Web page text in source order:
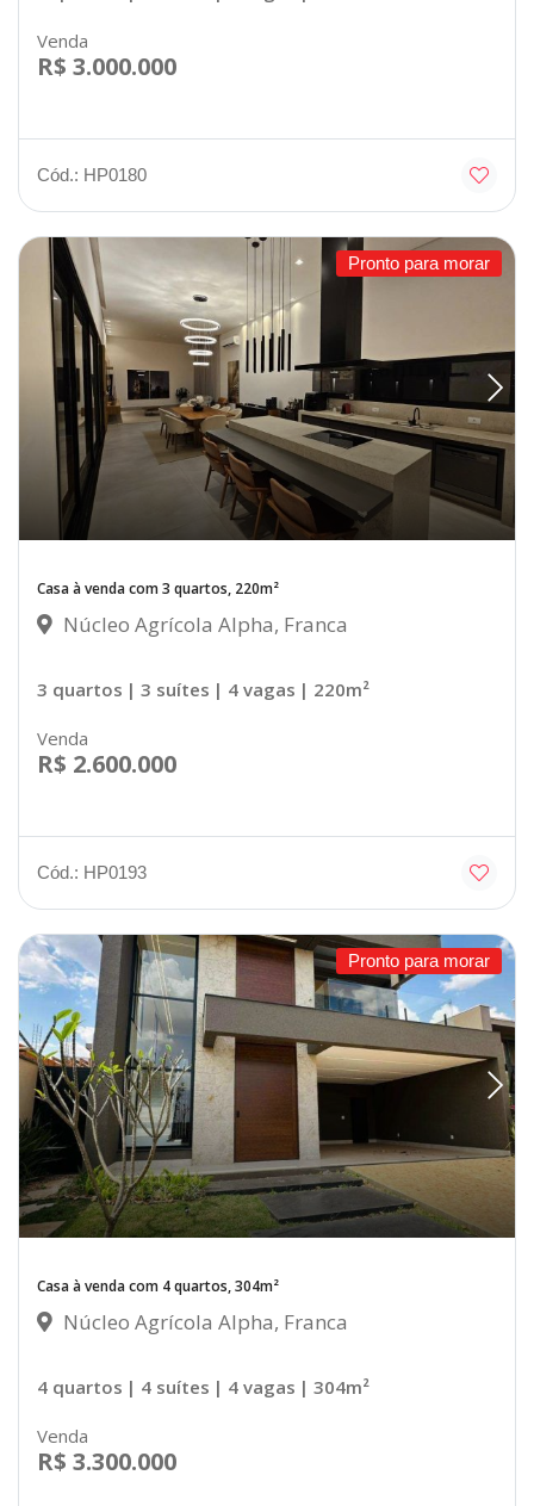
Venda
R$ 3.000.000
Cód.: HP0180
Pronto para morar
Casa à venda com 3 quartos, 220m²
Núcleo Agrícola Alpha, Franca
3 quartos | 3 suítes | 4 vagas | 220m²
Venda
R$ 2.600.000
Cód.: HP0193
Pronto para morar
Casa à venda com 4 quartos, 304m²
Núcleo Agrícola Alpha, Franca
4 quartos | 4 suítes | 4 vagas | 304m²
Venda
R$ 3.300.000